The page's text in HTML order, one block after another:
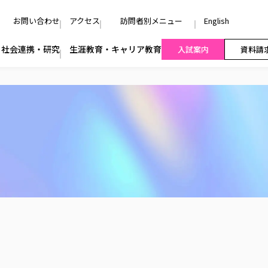
お問い合わせ アクセス 訪問者別メニュー English
社会連携・研究 生涯教育・キャリア教育 入試案内 資料請